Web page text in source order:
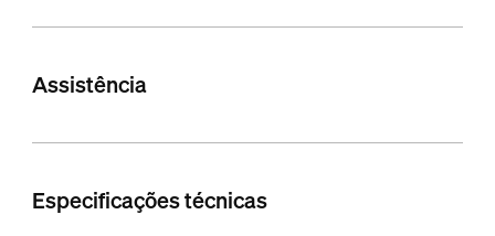
Assistência
Especificações técnicas